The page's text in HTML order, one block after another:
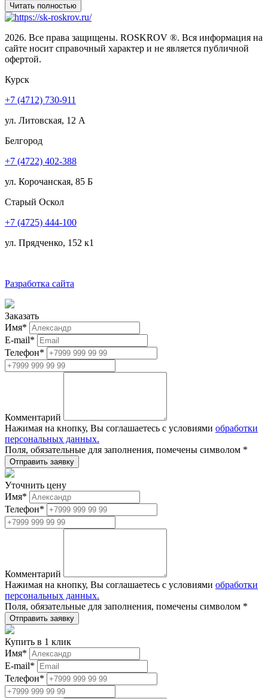
2026. Все права защищены. ROSKROV ®. Вся информация на
сайте носит справочный характер и не является публичной
офертой.
Курск
+7 (4712) 730-911
ул. Литовская, 12 А
Белгород
+7 (4722) 402-388
ул. Корочанская, 85 Б
Старый Оскол
+7 (4725) 444-100
ул. Прядченко, 152 к1
Разработка сайта
Заказать
Имя*
E-mail*
Телефон*
Комментарий
Нажимая на кнопку, Вы соглашаетесь с условиями обработки
персональных данных.
Поля, обязательные для заполнения, помечены символом *
Уточнить цену
Имя*
Телефон*
Комментарий
Нажимая на кнопку, Вы соглашаетесь с условиями обработки
персональных данных.
Поля, обязательные для заполнения, помечены символом *
Купить в 1 клик
Имя*
E-mail*
Телефон*